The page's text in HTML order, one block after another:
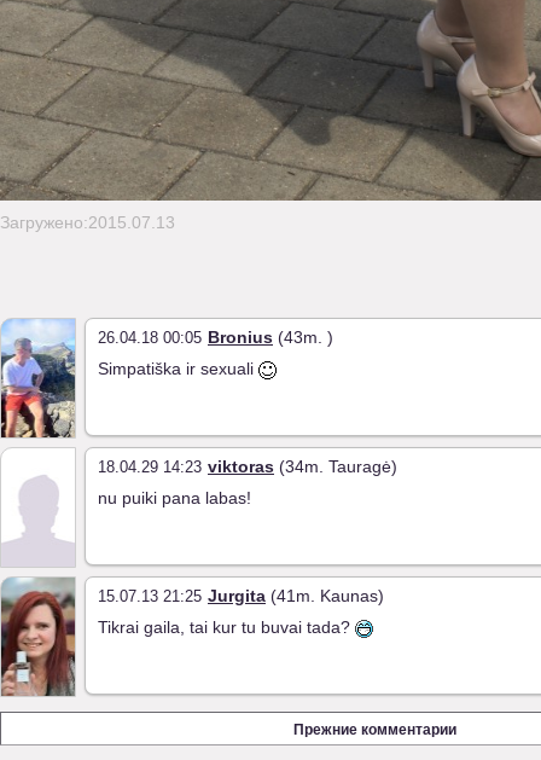
Загружено:2015.07.13
26.04.18 00:05 Bronius (43m. )
Simpatiška ir sexuali
18.04.29 14:23 viktoras (34m. Tauragė)
nu puiki pana labas!
15.07.13 21:25 Jurgita (41m. Kaunas)
Tikrai gaila, tai kur tu buvai tada?
Прежние комментарии